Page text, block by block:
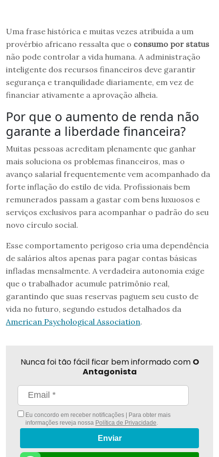
Uma frase histórica e muitas vezes atribuída a um
provérbio africano ressalta que o consumo por status
não pode controlar a vida humana. A administração
inteligente dos recursos financeiros deve garantir
segurança e tranquilidade diariamente, em vez de
financiar ativamente a aprovação alheia.
Por que o aumento de renda não
garante a liberdade financeira?
Muitas pessoas acreditam plenamente que ganhar
mais soluciona os problemas financeiros, mas o
avanço salarial frequentemente vem acompanhado da
forte inflação do estilo de vida. Profissionais bem
remunerados passam a gastar com bens luxuosos e
serviços exclusivos para acompanhar o padrão do seu
novo círculo social.
Esse comportamento perigoso cria uma dependência
de salários altos apenas para pagar contas básicas
infladas mensalmente. A verdadeira autonomia exige
que o trabalhador acumule patrimônio real,
garantindo que suas reservas paguem seu custo de
vida no futuro, segundo estudos detalhados da
American Psychological Association.
Nunca foi tão fácil ficar bem informado com O
Antagonista
Eu concordo em receber notificações | Para obter mais
informações reveja nossa Política de Privacidade
Enviar